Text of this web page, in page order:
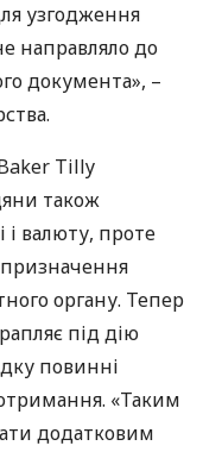
узгодження
направляло до
документа», –
Tilly
також
і валюту, проте
органу. Тепер
під дію
повинні
«Таким
додатковим